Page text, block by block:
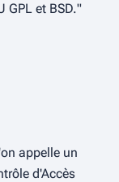
GPL et BSD."
appelle un
d'Accès